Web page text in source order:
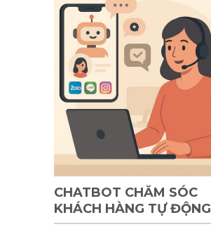
CHATBOT CHĂM SÓC
KHÁCH HÀNG TỰ ĐỘNG